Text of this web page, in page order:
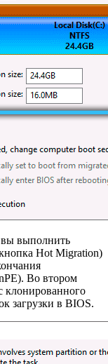
вы выполнить
Hot Migration)
Во втором
клонированного
загрузки в BIOS.